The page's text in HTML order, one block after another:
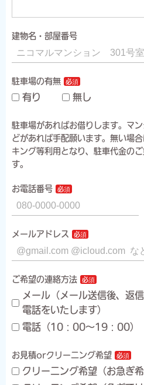
建物名・部屋番号
駐車場の有無
有り 無し
駐車場があればお借りします。マ
どがあれば手配願います。無い場
キング等利用となり、駐車代金の
す。
お電話番号
メールアドレス
ご希望の連絡方法
メール（メール送信後、返
電話をいたします）
電話（10：00～19：00）
お見積orクリーニング希望
クリーニング希望（お急ぎ希